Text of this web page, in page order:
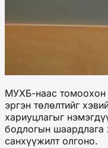
МУХБ-наас томоохон
эргэн төлөлтийг
хариуцлагыг
бодлогын шаардлага
санхүүжилт олгоно.